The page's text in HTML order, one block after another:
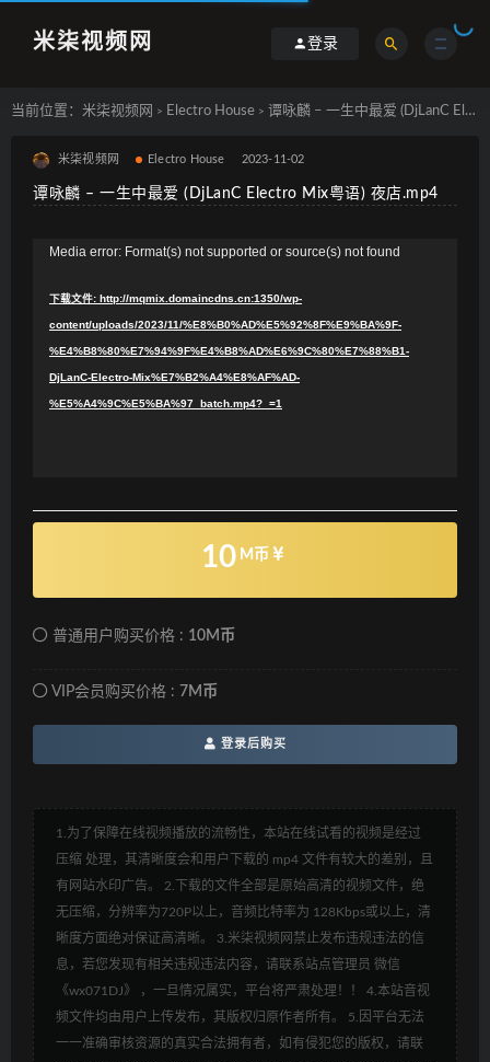
米柒视频网 登录
当前位置： 米柒视频网 > Electro House > 谭咏麟 – 一生中最爱 (DjLanC Electro Mix粤语) 夜店.mp4
米柒视频网 Electro House 2023-11-02
谭咏麟 – 一生中最爱 (DjLanC Electro Mix粤语) 夜店.mp4
Media error: Format(s) not supported or source(s) not found
下载文件: http://mqmix.domaincdns.cn:1350/wp-
content/uploads/2023/11/%E8%B0%AD%E5%92%8F%E9%BA%9F-
%E4%B8%80%E7%94%9F%E4%B8%AD%E6%9C%80%E7%88%B1-
DjLanC-Electro-Mix%E7%B2%A4%E8%AF%AD-
%E5%A4%9C%E5%BA%97_batch.mp4?_=1
10 M币
普通用户购买价格 : 10M币
VIP会员购买价格 : 7M币
登录后购买
1.为了保障在线视频播放的流畅性，本站在线试看的视频是经过
压缩 处理，其清晰度会和用户下载的 mp4 文件有较大的差别，且
有网站水印广告。 2.下载的文件全部是原始高清的视频文件，绝
无压缩，分辨率为720P以上，音频比特率为 128Kbps或以上，清
晰度方面绝对保证高清晰。 3.米柒视频网禁止发布违规违法的信
息，若您发现有相关违规违法内容，请联系站点管理员 微信
《wx071DJ》 ，一旦情况属实，平台将严肃处理！！ 4.本站音视
频文件均由用户上传发布，其版权归原作者所有。 5.因平台无法
一一准确审核资源的真实合法拥有者，如有侵犯您的版权，请联